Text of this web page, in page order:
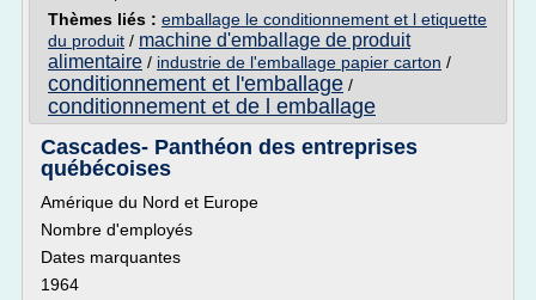
Thèmes liés : emballage le conditionnement et l etiquette
du produit / machine d'emballage de produit
alimentaire / industrie de l'emballage papier carton /
conditionnement et l'emballage /
conditionnement et de l emballage
Cascades- Panthéon des entreprises
québécoises
Amérique du Nord et Europe
Nombre d'employés
Dates marquantes
1964